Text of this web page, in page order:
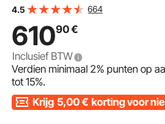
opslagcapaciteit 15 kg ijs, 50 stuks
ijsschep
4.5 664
61090€
Inclusief BTW
Verdien minimaal2% punten op
tot15%.
Krijg 5,00€ korting voor